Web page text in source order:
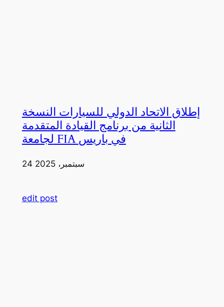
إطلاق الاتحاد الدولي للسيارات النسخة
الثانية من برنامج القيادة المتقدمة
لجامعة FIA في باريس
24 سبتمبر، 2025
edit post